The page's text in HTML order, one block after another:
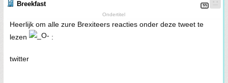
Breekfast
Ondertitel
Heerlijk om alle zure Brexiteers reacties onder deze tweet te
lezen
:
twitter